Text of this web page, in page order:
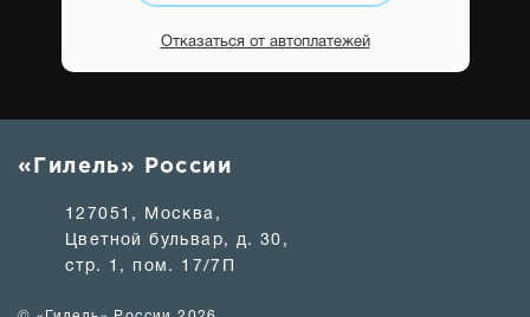
Отказаться от автоплатежей
«Гилель» России
127051, Москва,
Цветной бульвар, д. 30,
стр. 1, пом. 17/7П